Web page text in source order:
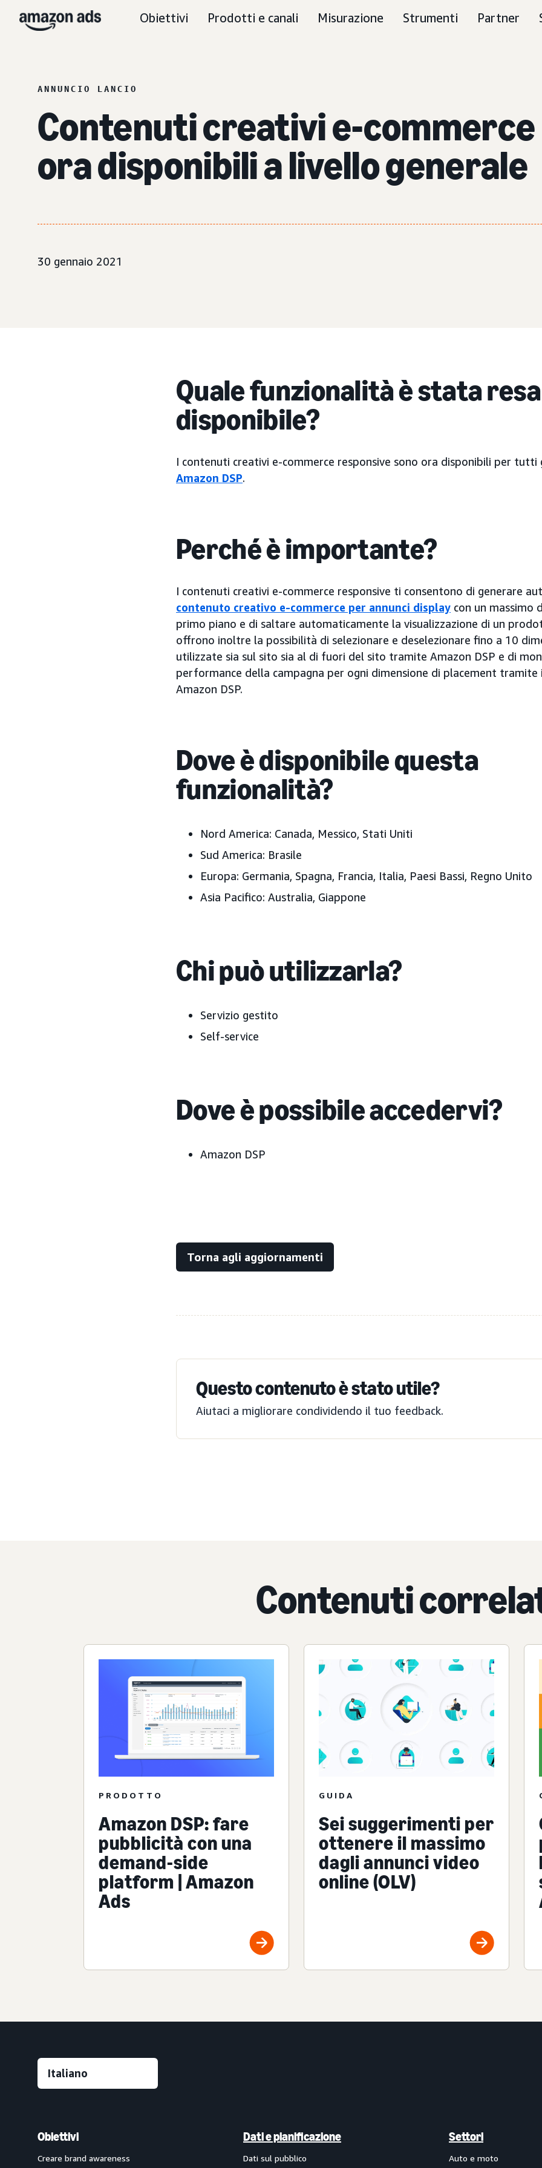
Obiettivi Prodotti e canali Misurazione Strumenti Partner
ANNUNCIO LANCIO
Contenuti creativi e-
ora disponibili a livello generale
30 gennaio 2021
Quale funzionalità è stata resa
disponibile?
I contenuti creativi e-commerce responsive sono ora disponibili per tutti
Amazon DSP.
Perché è importante?
I contenuti creativi e-commerce responsive ti consentono di generare
contenuto creativo e-commerce per annunci display con un massimo
primo piano e di saltare automaticamente la visualizzazione di un
offrono inoltre la possibilità di selezionare e deselezionare fino a 10
utilizzate sia sul sito sia al di fuori del sito tramite Amazon DSP e di
performance della campagna per ogni dimensione di placement
Amazon DSP.
Dove è disponibile questa
funzionalità?
Nord America: Canada, Messico, Stati Uniti
Sud America: Brasile
Europa: Germania, Spagna, Francia, Italia, Paesi Bassi, Regno Unito
Asia Pacifico: Australia, Giappone
Chi può utilizzarla?
Servizio gestito
Self-service
Dove è possibile accedervi?
Amazon DSP
Torna agli aggiornamenti
Questo contenuto è stato utile?
Aiutaci a migliorare condividendo il tuo feedback.
Contenuti
PRODOTTO
Amazon DSP: fare
pubblicità con una
demand-side
platform | Amazon
Ads
GUIDA
Sei suggerimenti per
ottenere il massimo
dagli annunci video
online (OLV)
Obiettivi
Creare brand awareness
Dati e pianificazione
Dati sul pubblico
Settori
Auto e moto